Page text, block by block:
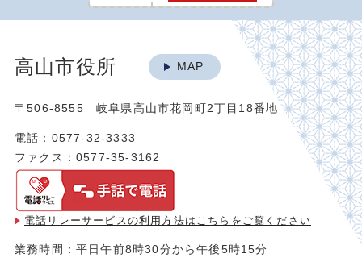
高山市役所 MAP
〒506-8555 岐阜県高山市花岡町2丁目18番地
電話：0577-32-3333
ファクス：0577-35-3162
電話リレーサービスの利用方法は こちらをご覧ください
業務時間：平日午前8時30分から午後5時15分